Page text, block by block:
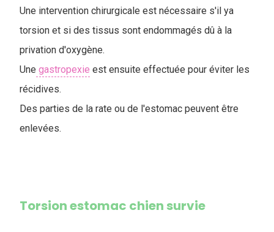
Une intervention chirurgicale est nécessaire s'il ya
torsion et si des tissus sont endommagés dû à la
privation d'oxygène.
Une gastropexie est ensuite effectuée pour éviter les
récidives.
Des parties de la rate ou de l'estomac peuvent être
enlevées.
Torsion estomac chien survie